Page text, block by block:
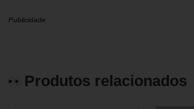
Publicidade
Produtos relacionados